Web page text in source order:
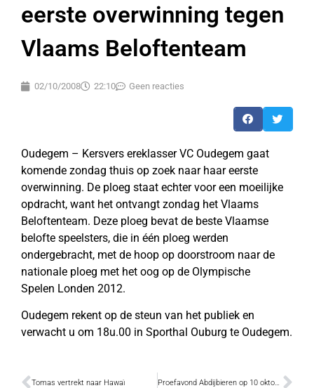
eerste overwinning tegen
Vlaams Beloftenteam
02/10/2008 22:10 Geen reacties
Oudegem – Kersvers ereklasser VC Oudegem gaat
komende zondag thuis op zoek naar haar eerste
overwinning. De ploeg staat echter voor een moeilijke
opdracht, want het ontvangt zondag het Vlaams
Beloftenteam. Deze ploeg bevat de beste Vlaamse
belofte speelsters, die in één ploeg werden
ondergebracht, met de hoop op doorstroom naar de
nationale ploeg met het oog op de Olympische
Spelen Londen 2012.
Oudegem rekent op de steun van het publiek en
verwacht u om 18u.00 in Sporthal Ouburg te Oudegem.
Tomas vertrekt naar Hawaï Proefavond Abdijbieren op 10 oktober